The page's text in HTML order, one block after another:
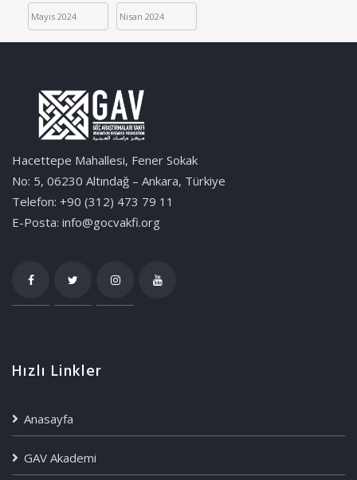
Mayıs 2024 Nisan 2024
Hacettepe Mahallesi, Fener Sokak
No: 5, 06230 Altındağ – Ankara, Türkiye
Telefon: +90 (312) 473 79 11
E-Posta: info@gocvakfi.org
Hızlı Linkler
Anasayfa
GAV Akademi